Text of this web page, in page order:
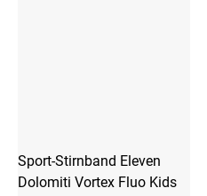
Sport-Stirnband Eleven
Dolomiti Vortex Fluo Kids